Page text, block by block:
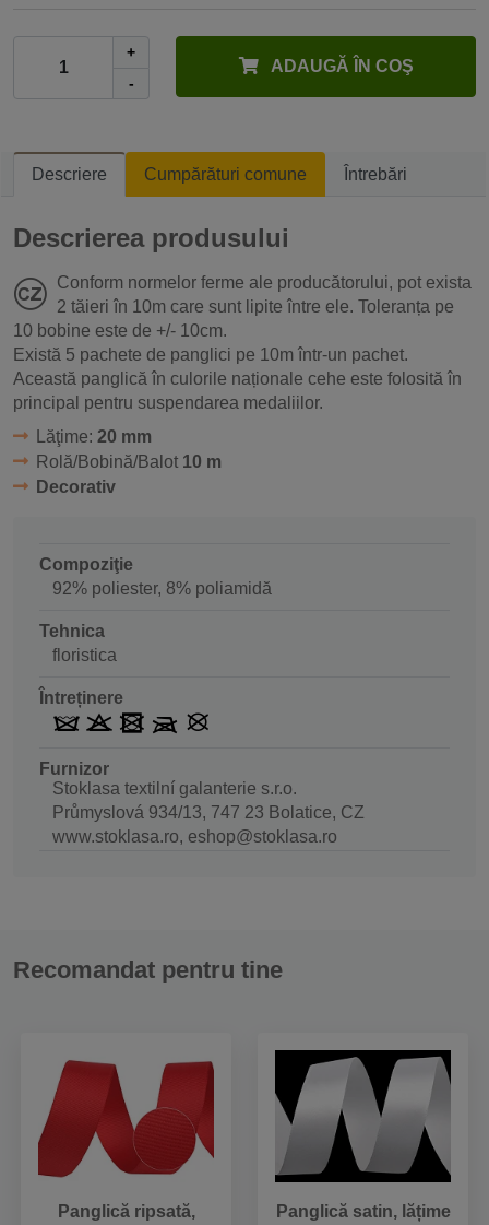
+
-
ADAUGĂ ÎN COŞ
Descriere Cumpărături comune Întrebări
Descrierea produsului
Conform normelor ferme ale producătorului, pot exista
2 tăieri în 10m care sunt lipite între ele. Toleranța pe
10 bobine este de +/- 10cm.
Există 5 pachete de panglici pe 10m într-un pachet.
Această panglică în culorile naționale cehe este folosită în
principal pentru suspendarea medaliilor.
Lăţime: 20 mm
Rolă/Bobină/Balot 10 m
Decorativ
Compoziţie
92% poliester, 8% poliamidă
Tehnica
floristica
Întreținere
Furnizor
Stoklasa textilní galanterie s.r.o.
Průmyslová 934/13, 747 23 Bolatice, CZ
www.stoklasa.ro, eshop@stoklasa.ro
Recomandat pentru tine
Panglică ripsată,
Panglică satin, lățime